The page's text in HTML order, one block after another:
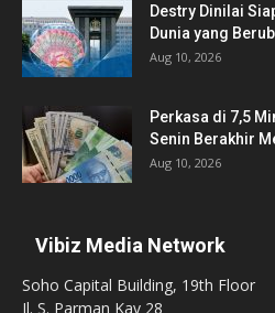
Destry Dinilai
Dunia yang
Aug 10, 2026
Perkasa di 7,5
Senin Berakhir
Aug 10, 2026
Vibiz Media Network
Soho Capital Building, 19th Floor
Jl. S. Parman Kav 28